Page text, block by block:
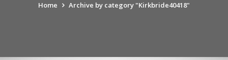
Home Archive by category "Kirkbride40418"